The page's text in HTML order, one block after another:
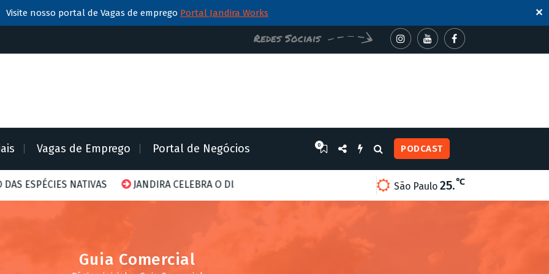
Visite nosso portal de Vagas de emprego Portal Jandira Works ✕
Redes Sociais
Vagas de Emprego Portal de Negócios 0 PODCAST
JANDIRA CELEBRA O DIA MUNDIAL DA ABELHA COM AÇÕES AMBIENTAIS E CONSCIENTIZAÇÃO NO PORTAL PEDRA
São Paulo 25.℃
Guia Comercial